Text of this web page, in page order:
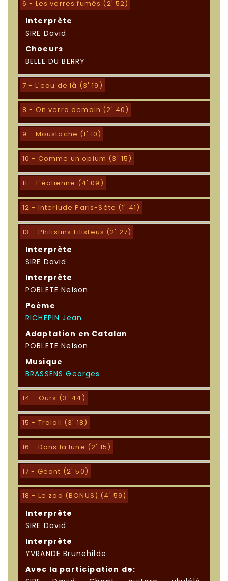
6 - Les verres fumés (2' 52)
Interprète
SIRE David
Choeurs
BELLE DU BERRY
7 - L'eau de là (3' 19)
8 - On verra demain (2' 40)
9 - Moustache (1' 10)
10 - Comme un opium (3' 15)
11 - L'éolienne (4' 09)
12 - Interlude Paris-Sète (1' 41)
13 - Philistins Filisteus (2' 27)
Interprète
SIRE David
Interprète
POBLETE Nelson
Poème
RICHEPIN Jean
Adaptation en Catalan
POBLETE Nelson
Musique
BRASSENS Georges
14 - Ours (3' 44)
15 - Tralali (3' 18)
16 - Dans la lune (2' 15)
17 - Géant (2' 50)
18 - Le zoo (BONUS) (4' 59)
Interprète
SIRE David
Interprète
YVRANDE Brunehilde
Avec la participation de: